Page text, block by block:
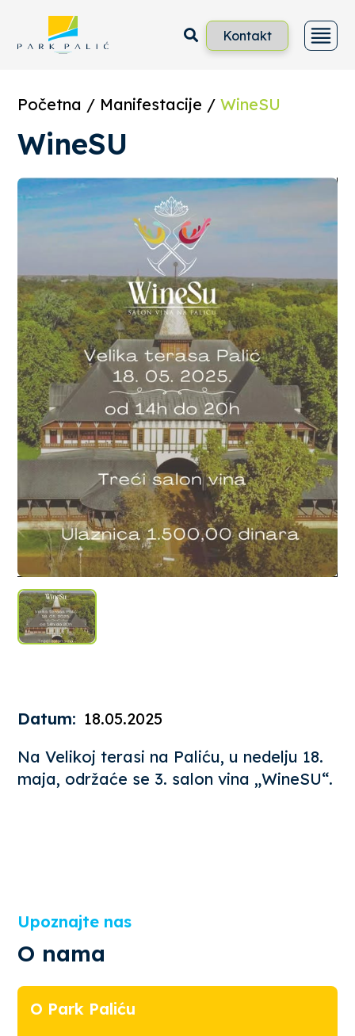
Kontakt
Početna / Manifestacije / WineSU
WineSU
Datum: 18.05.2025
Na Velikoj terasi na Paliću, u nedelju 18.
maja, održaće se 3. salon vina „WineSU“.
Upoznajte nas
O nama
O Park Paliću